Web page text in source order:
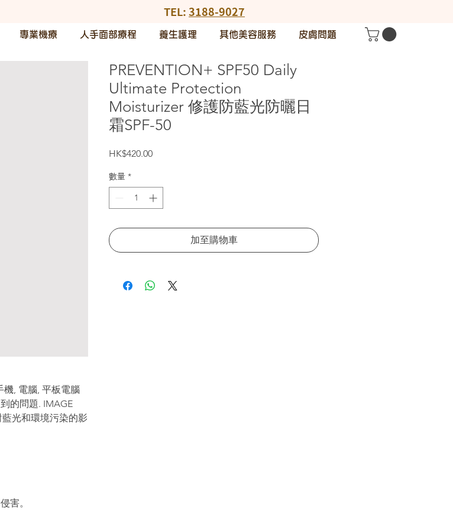
TEL: 3188-9027
專業機療 人手面部療程 養生護理 其他美容服務 皮膚問題
機, 電腦, 平板電腦
的問題. IMAGE
光和環境污染的影
害。
PREVENTION+ SPF50 Daily
Ultimate Protection
Moisturizer 修護防藍光防曬日
霜SPF-50
HK$420.00價
數量 *
加至購物車